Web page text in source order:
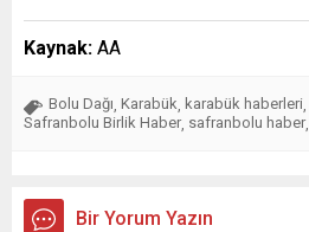
Kaynak: AA
Bolu Dağı, Karabük, karabük haberleri,
Safranbolu Birlik Haber, safranbolu haber,
Bir Yorum Yazın